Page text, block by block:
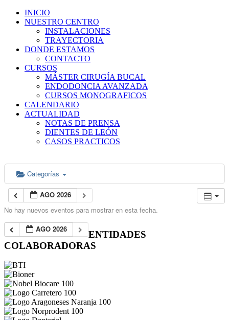
INICIO
NUESTRO CENTRO
INSTALACIONES
TRAYECTORIA
DONDE ESTAMOS
CONTACTO
CURSOS
MÁSTER CIRUGÍA BUCAL
ENDODONCIA AVANZADA
CURSOS MONOGRAFICOS
CALENDARIO
ACTUALIDAD
NOTAS DE PRENSA
DIENTES DE LEÓN
CASOS PRACTICOS
Categorías
AGO 2026
No hay nuevos eventos para mostrar en esta fecha.
AGO 2026
ENTIDADES
COLABORADORAS